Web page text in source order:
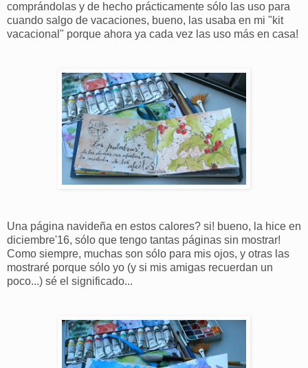
comprándolas y de hecho prácticamente sólo las uso para
cuando salgo de vacaciones, bueno, las usaba en mi "kit
vacacional" porque ahora ya cada vez las uso más en casa!
Una página navideña en estos calores? si! bueno, la hice en
diciembre'16, sólo que tengo tantas páginas sin mostrar!
Como siempre, muchas son sólo para mis ojos, y otras las
mostraré porque sólo yo (y si mis amigas recuerdan un
poco...) sé el significado...